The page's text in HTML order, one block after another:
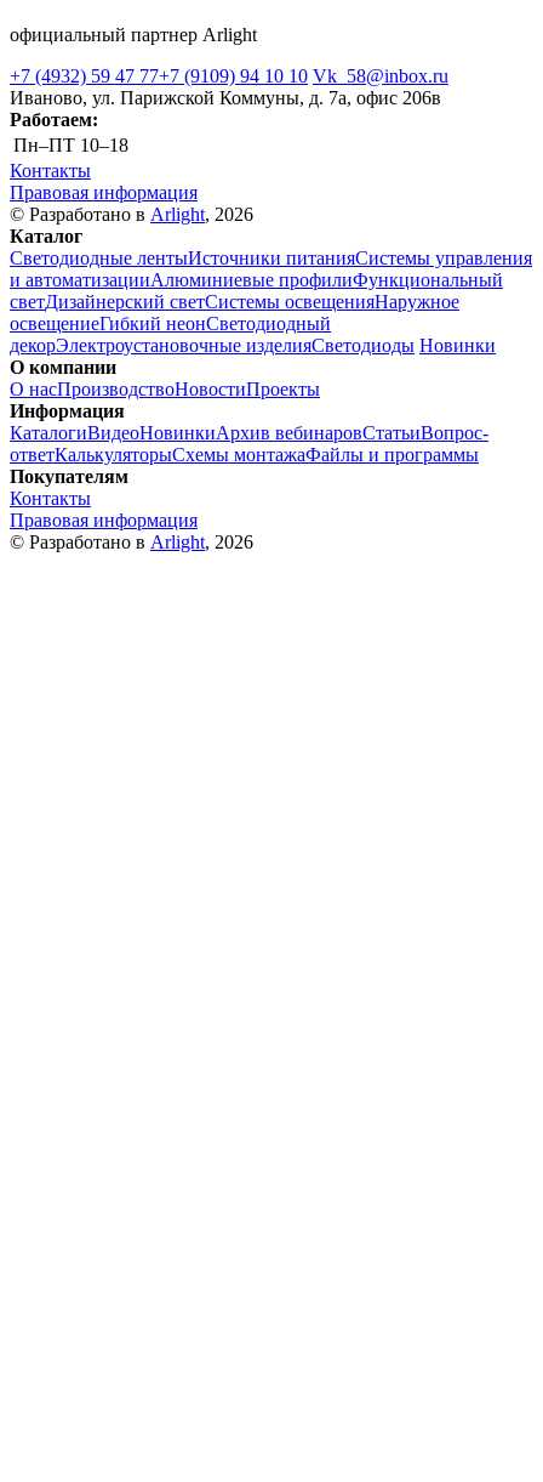
официальный партнер Arlight
+7 (4932) 59 47 77+7 (9109) 94 10 10 Vk_58@inbox.ru
Иваново, ул. Парижской Коммуны, д. 7а, офис 206в
Работаем:
Пн–ПТ 10–18
Контакты
Правовая информация
© Разработано в Arlight, 2026
Каталог
Светодиодные лентыИсточники питанияСистемы управления
и автоматизацииАлюминиевые профилиФункциональный
светДизайнерский светСистемы освещенияНаружное
освещениеГибкий неонСветодиодный
декорЭлектроустановочные изделияСветодиоды Новинки
О компании
О насПроизводствоНовостиПроекты
Информация
КаталогиВидеоНовинкиАрхив вебинаровСтатьиВопрос-
ответКалькуляторыСхемы монтажаФайлы и программы
Покупателям
Контакты
Правовая информация
© Разработано в Arlight, 2026